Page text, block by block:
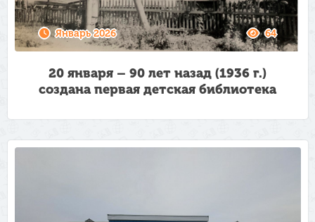
Январь 2026 64
20 января – 90 лет назад (1936 г.)
создана первая детская библиотека